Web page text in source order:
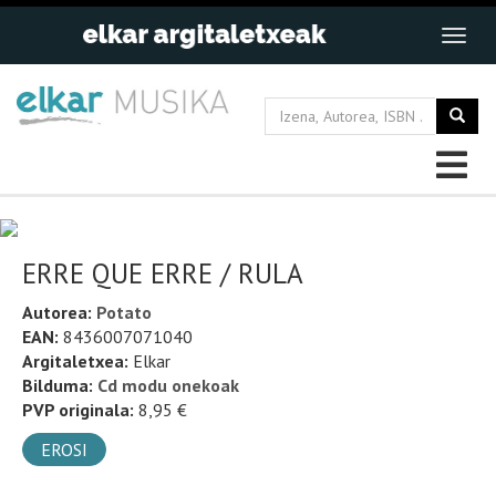
ERRE QUE ERRE / RULA
Autorea: Potato
EAN: 8436007071040
Argitaletxea: Elkar
Bilduma: Cd modu onekoak
PVP originala: 8,95 €
EROSI